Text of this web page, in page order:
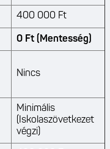
400 000 Ft
0 Ft (Mentesség)
Nincs
Minimális
(Iskolaszövetkezet
végzi)